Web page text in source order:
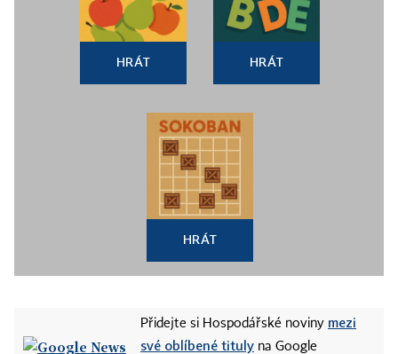
HRÁT HRÁT
HRÁT
Přidejte si Hospodářské noviny mezi
své oblíbené tituly na Google